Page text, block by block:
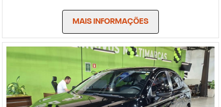
MAIS INFORMAÇÕES